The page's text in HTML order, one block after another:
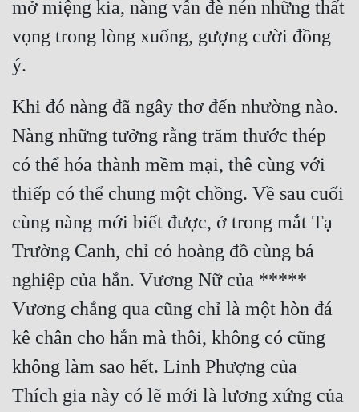
mở miệng kia, nàng vẫn đè nén những thất
vọng trong lòng xuống, gượng cười đồng
ý.
Khi đó nàng đã ngây thơ đến nhường nào.
Nàng những tưởng rằng trăm thước thép
có thể hóa thành mềm mại, thê cùng với
thiếp có thể chung một chồng. Về sau cuối
cùng nàng mới biết được, ở trong mắt Tạ
Trường Canh, chỉ có hoàng đồ cùng bá
nghiệp của hắn. Vương Nữ của *****
Vương chẳng qua cũng chỉ là một hòn đá
kê chân cho hắn mà thôi, không có cũng
không làm sao hết. Linh Phượng của
Thích gia này có lẽ mới là lương xứng của